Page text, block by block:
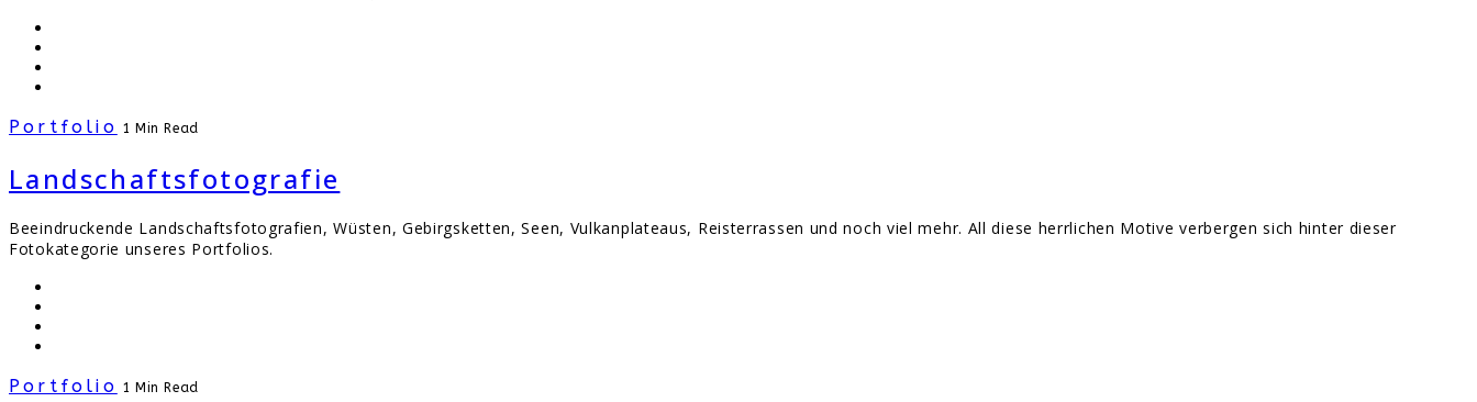
Portfolio 1 Min Read
Landschaftsfotografie
Beeindruckende Landschaftsfotografien, Wüsten, Gebirgsketten, Seen, Vulkanplateaus, Reisterrassen und noch viel mehr. All diese herrlichen Motive verbergen sich hinter dieser
Fotokategorie unseres Portfolios.
Portfolio 1 Min Read